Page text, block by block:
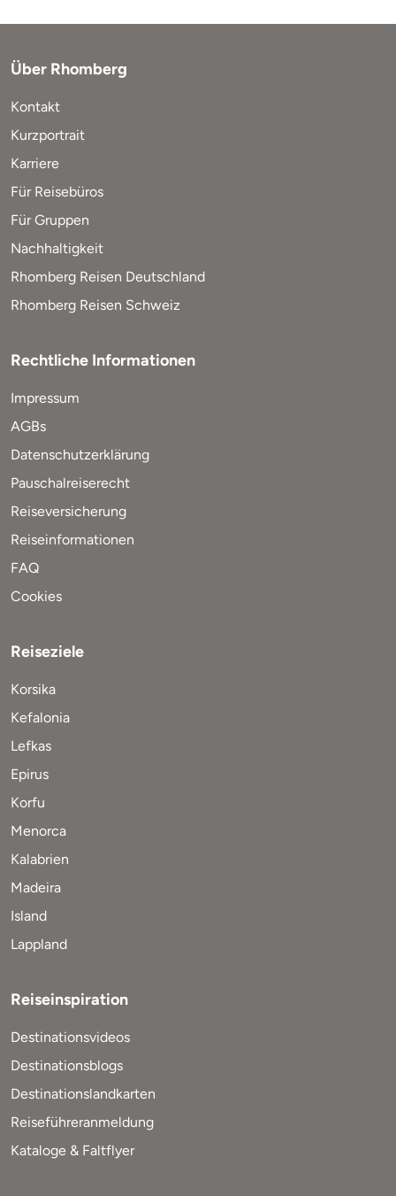
Über Rhomberg
Kontakt
Kurzportrait
Karriere
Für Reisebüros
Für Gruppen
Nachhaltigkeit
Rhomberg Reisen Deutschland
Rhomberg Reisen Schweiz
Rechtliche Informationen
Impressum
AGBs
Datenschutzerklärung
Pauschalreiserecht
Reiseversicherung
Reiseinformationen
FAQ
Cookies
Reiseziele
Korsika
Kefalonia
Lefkas
Epirus
Korfu
Menorca
Kalabrien
Madeira
Island
Lappland
Reiseinspiration
Destinationsvideos
Destinationsblogs
Destinationslandkarten
Reiseführeranmeldung
Kataloge & Faltflyer